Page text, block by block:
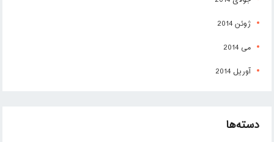
ژوئن 2014
می 2014
آوریل 2014
دسته‌ها